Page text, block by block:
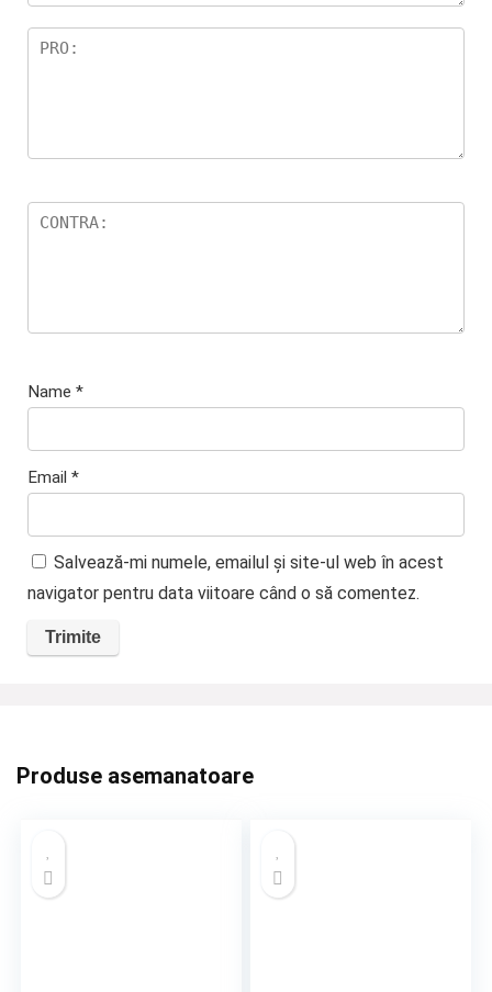
Name *
Email *
Salvează-mi numele, emailul și site-ul web în acest
navigator pentru data viitoare când o să comentez.
Produse asemanatoare